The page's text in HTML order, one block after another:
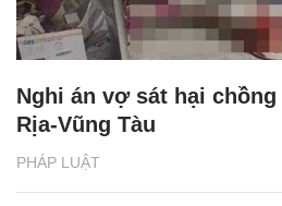
PHÁP LUẬT
Nghi án vợ sát hại
Rịa-Vũng Tàu